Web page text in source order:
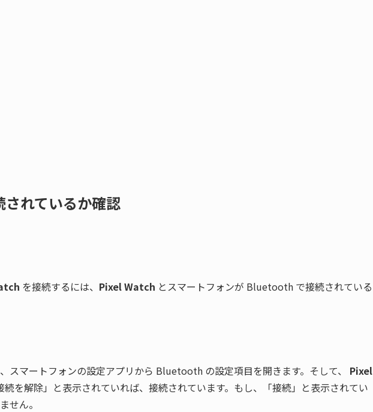
れているか確認
を接続するには、 Pixel Watch とスマートフォンが Bluetooth で接続されている
スマートフォンの設定アプリから Bluetooth の設定項目を開きます。そして、 Pixel
を解除」と表示されていれば、接続されています。もし、「接続」と表示されてい
せん。